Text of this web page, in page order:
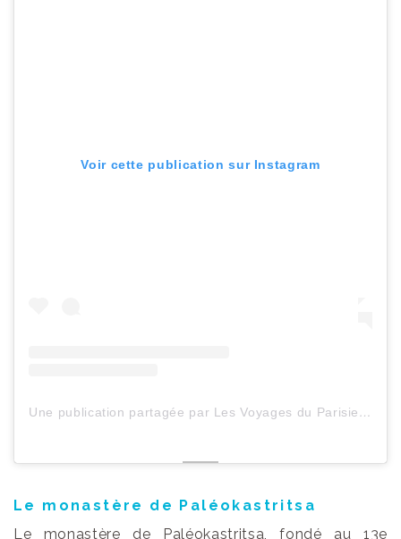
Voir cette publication sur Instagram
Une publication partagée par Les Voyages du ParisienHeureux (@lesvoyagesduparisienheureux)
Le monastère de Paléokastritsa
Le monastère de Paléokastritsa, fondé au 13e